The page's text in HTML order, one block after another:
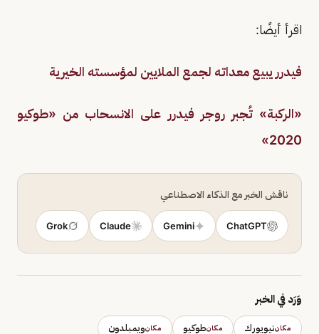
اقرأ أيضًا:
فيدرر يبيع معداته لجمع الملايين لمؤسسته الخيرية
«الركبة» تُجبر روجر فيدرر على الانسحاب من «طوكيو
2020»
ناقش الخبر مع الذكاء الاصطناعي
ChatGPT
Gemini
Claude
Grok
وَرَد في الخبر
مكاننيويورك مكانطوكيو مكانويمبلدون